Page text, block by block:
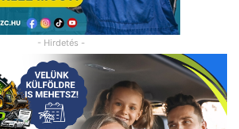
- Hirdetés -